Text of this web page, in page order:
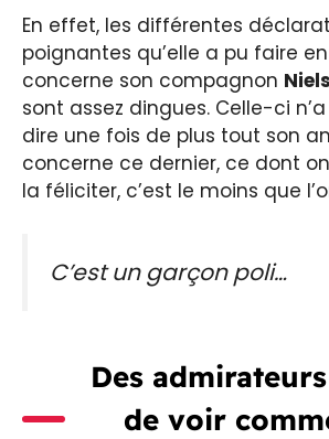
En effet, les différentes
poignantes qu’elle a pu faire
concerne son compagnon
sont assez dingues. Celle-ci
dire une fois de plus tout son
concerne ce dernier, ce dont
la féliciter, c’est le moins que
C’est un garçon poli…
Des
de voir